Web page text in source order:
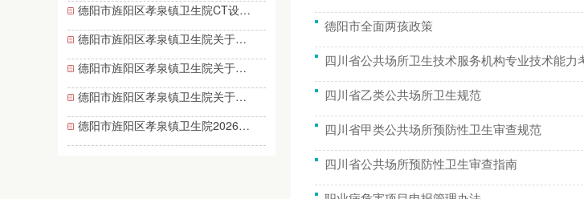
德阳市旌阳区孝泉镇卫生院CT设…
德阳市旌阳区孝泉镇卫生院关于…
德阳市旌阳区孝泉镇卫生院关于…
德阳市旌阳区孝泉镇卫生院关于…
德阳市旌阳区孝泉镇卫生院2026…
德阳市全面两孩政策
四川省公共场所卫生技术服务机构专业技术能力
四川省乙类公共场所卫生规范
四川省甲类公共场所预防性卫生审查规范
四川省公共场所预防性卫生审查指南